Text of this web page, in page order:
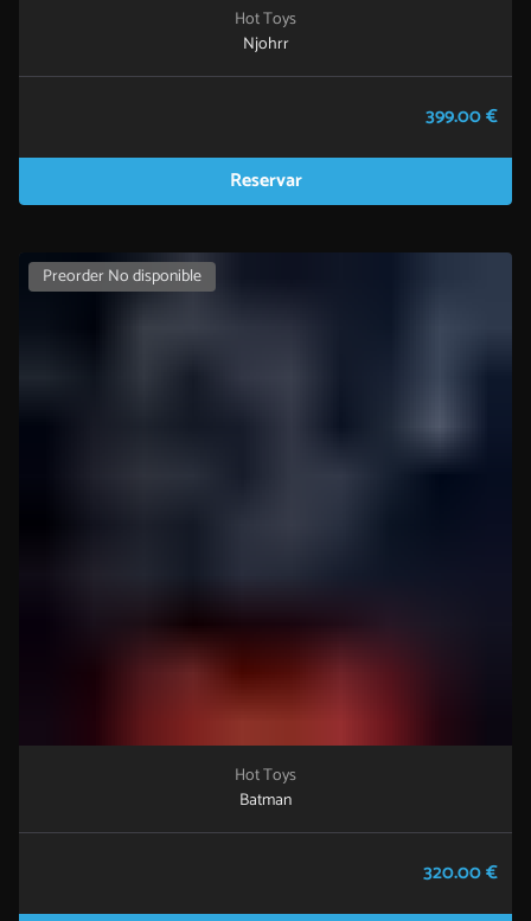
Hot Toys
Njohrr
399.00 €
Reservar
Preorder No disponible
Hot Toys
Batman
320.00 €